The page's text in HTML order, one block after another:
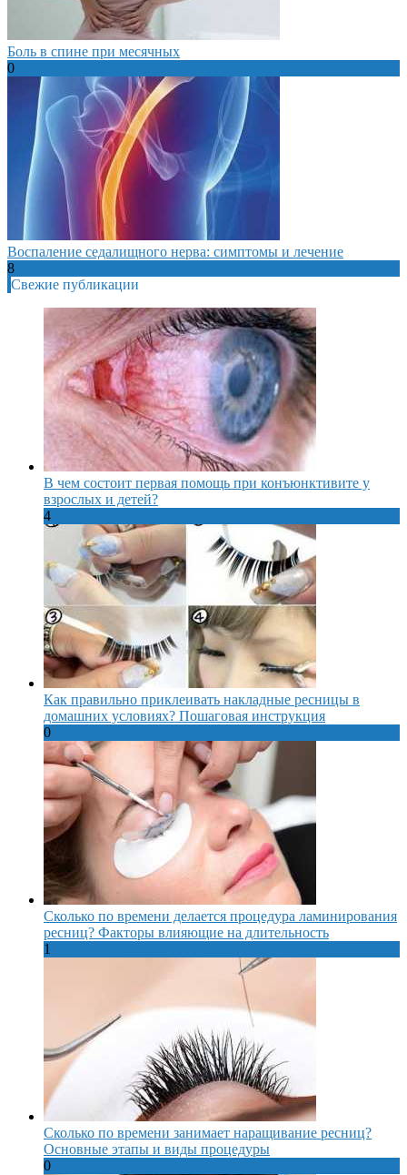
Боль в спине при месячных
0
Воспаление седалищного нерва: симптомы и лечение
8
Свежие публикации
В чем состоит первая помощь при конъюнктивите у
взрослых и детей?
4
Как правильно приклеивать накладные ресницы в
домашних условиях? Пошаговая инструкция
0
Сколько по времени делается процедура ламинирования
ресниц? Факторы влияющие на длительность
1
Сколько по времени занимает наращивание ресниц?
Основные этапы и виды процедуры
0